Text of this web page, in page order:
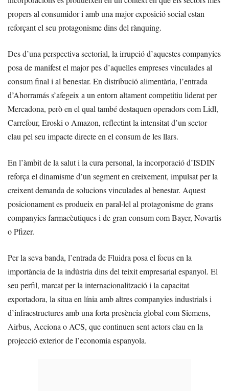
propers al consumidor i amb una major exposició social estan
reforçant el seu protagonisme dins del rànquing.
Des d’una perspectiva sectorial, la irrupció d’aquestes companyies
posa de manifest el major pes d’aquelles empreses vinculades al
consum final i al benestar. En distribució alimentària, l’entrada
d’Ahorramás s’afegeix a un entorn altament competitiu liderat per
Mercadona, però en el qual també destaquen operadors com Lidl,
Carrefour, Eroski o Amazon, reflectint la intensitat d’un sector
clau pel seu impacte directe en el consum de les llars.
En l’àmbit de la salut i la cura personal, la incorporació d’ISDIN
reforça el dinamisme d’un segment en creixement, impulsat per la
creixent demanda de solucions vinculades al benestar. Aquest
posicionament es produeix en paral·lel al protagonisme de grans
companyies farmacèutiques i de gran consum com Bayer, Novartis
o Pfizer.
Per la seva banda, l’entrada de Fluidra posa el focus en la
importància de la indústria dins del teixit empresarial espanyol. El
seu perfil, marcat per la internacionalització i la capacitat
exportadora, la situa en línia amb altres companyies industrials i
d’infraestructures amb una forta presència global com Siemens,
Airbus, Acciona o ACS, que continuen sent actors clau en la
projecció exterior de l’economia espanyola.